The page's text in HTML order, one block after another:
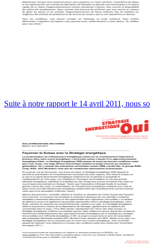
Suite à notre rapport le 14 avril 2011, nous